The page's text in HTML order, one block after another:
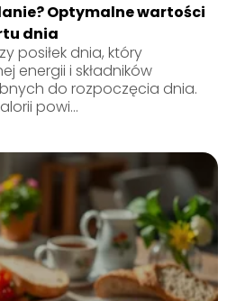
Optymalne wartości
dnia
posiłek dnia, który
energii i składników
do rozpoczęcia dnia.
powi...